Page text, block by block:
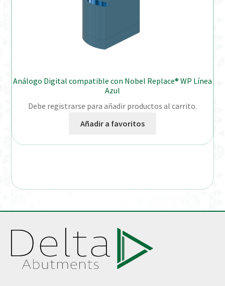
Análogo Digital compatible con Nobel Replace® WP Línea
Azul
Debe registrarse para añadir productos al carrito.
Añadir a favoritos